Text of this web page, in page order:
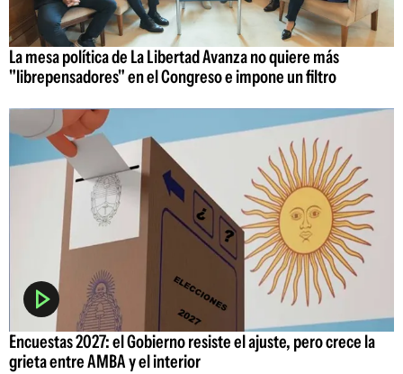
La mesa política de La Libertad Avanza no quiere más
"librepensadores" en el Congreso e impone un filtro
Encuestas 2027: el Gobierno resiste el ajuste, pero crece la
grieta entre AMBA y el interior